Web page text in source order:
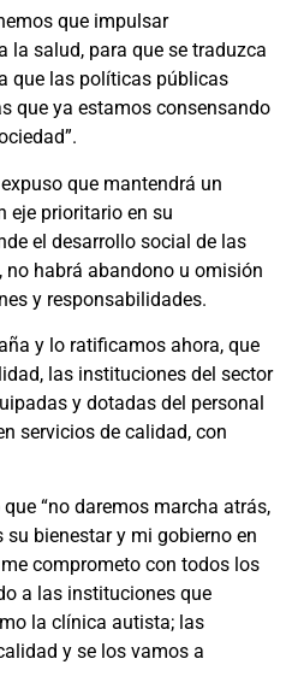
que impulsar
la salud, para que se traduzca
que las políticas públicas
que ya estamos consensando
que mantendrá un
eje prioritario en su
el desarrollo social de las
habrá abandono u omisión
y responsabilidades.
y lo ratificamos ahora, que
las instituciones del sector
y dotadas del personal
servicios de calidad, con
“no daremos marcha atrás,
su bienestar y mi gobierno en
comprometo con todos los
a las instituciones que
la clínica autista; las
y se los vamos a